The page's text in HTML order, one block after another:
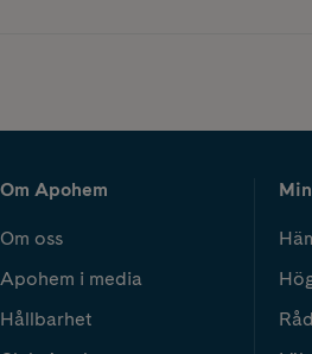
Om Apohem
Om oss
Apohem i media
Hållbarhet